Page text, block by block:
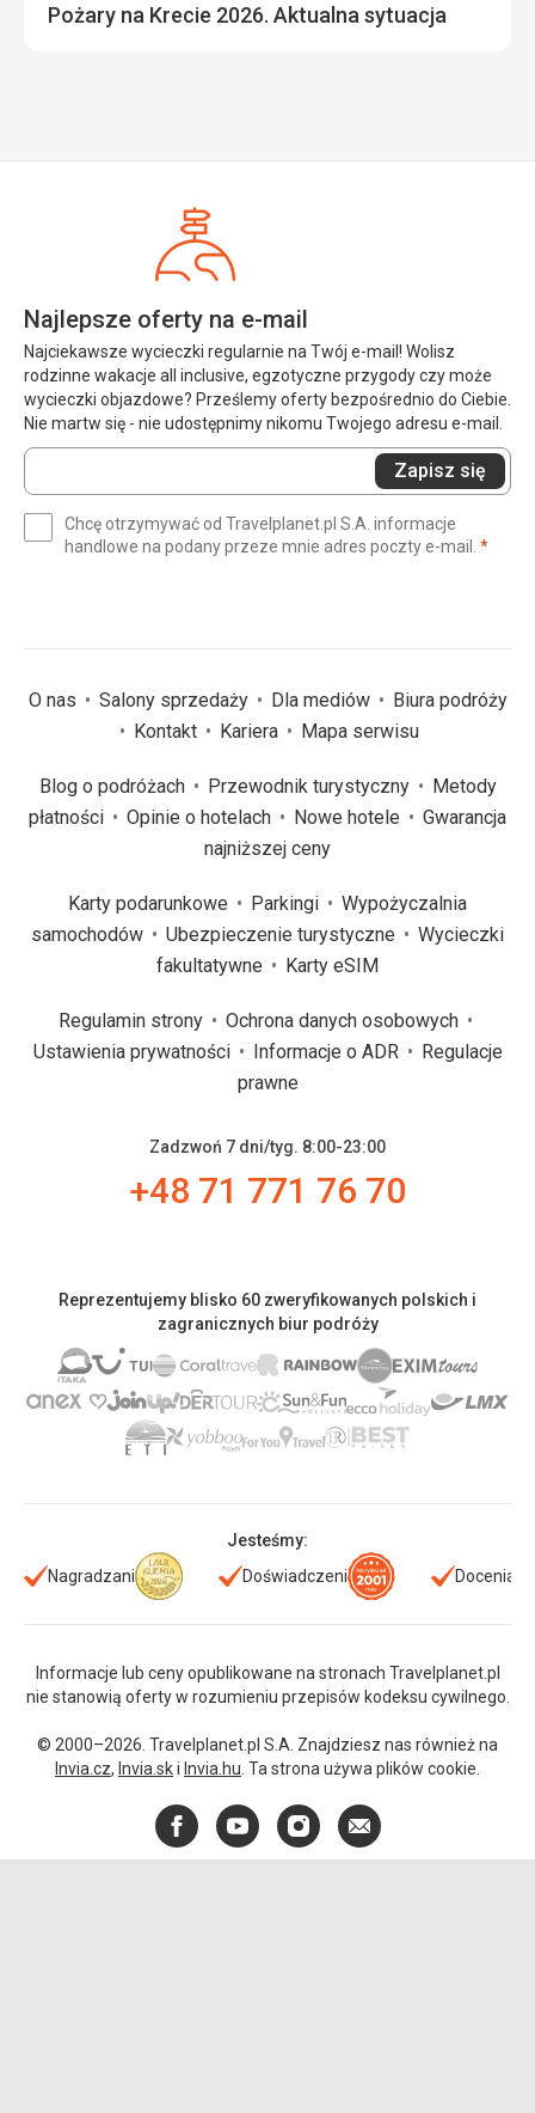
Pożary na Krecie 2026. Aktualna sytuacja
Najlepsze oferty na e-mail
Najciekawsze wycieczki regularnie na Twój e-mail! Wolisz
rodzinne wakacje all inclusive, egzotyczne przygody czy może
wycieczki objazdowe? Prześlemy oferty bezpośrednio do Ciebie.
Nie martw się - nie udostępnimy nikomu Twojego adresu e-mail.
Wprowadź
swój
(wymagane)
Zapisz się
Chcę otrzymywać od Travelplanet.pl S.A. informacje
handlowe na podany przeze mnie adres poczty e-mail. *
O nas Salony sprzedaży Dla mediów
Biura podróży
Kontakt
Kariera Mapa serwisu
Blog o podróżach Przewodnik turystyczny
Metody
płatności
Opinie o hotelach Nowe hotele
Gwarancja
najniższej ceny
Karty podarunkowe Parkingi
Wypożyczalnia
samochodów
Ubezpieczenie turystyczne
Wycieczki
fakultatywne
Karty eSIM
Regulamin strony
Ochrona danych osobowych
Ustawienia prywatności
Informacje o ADR
Regulacje
prawne
Zadzwoń 7 dni/tyg. 8:00-23:00
+48 71 771 76 70
Reprezentujemy blisko 60 zweryfikowanych polskich i
zagranicznych biur podróży
Jesteśmy:
Nagradzani
Doświadczeni Doceniani
Informacje lub ceny opublikowane na stronach Travelplanet.pl
nie stanowią oferty w rozumieniu przepisów kodeksu cywilnego.
© 2000–2026. Travelplanet.pl S.A. Znajdziesz nas również na
Invia.cz, Invia.ski Invia.hu . Ta strona używa plików cookie.
FacebookYouTubeInstagram
E-
mail